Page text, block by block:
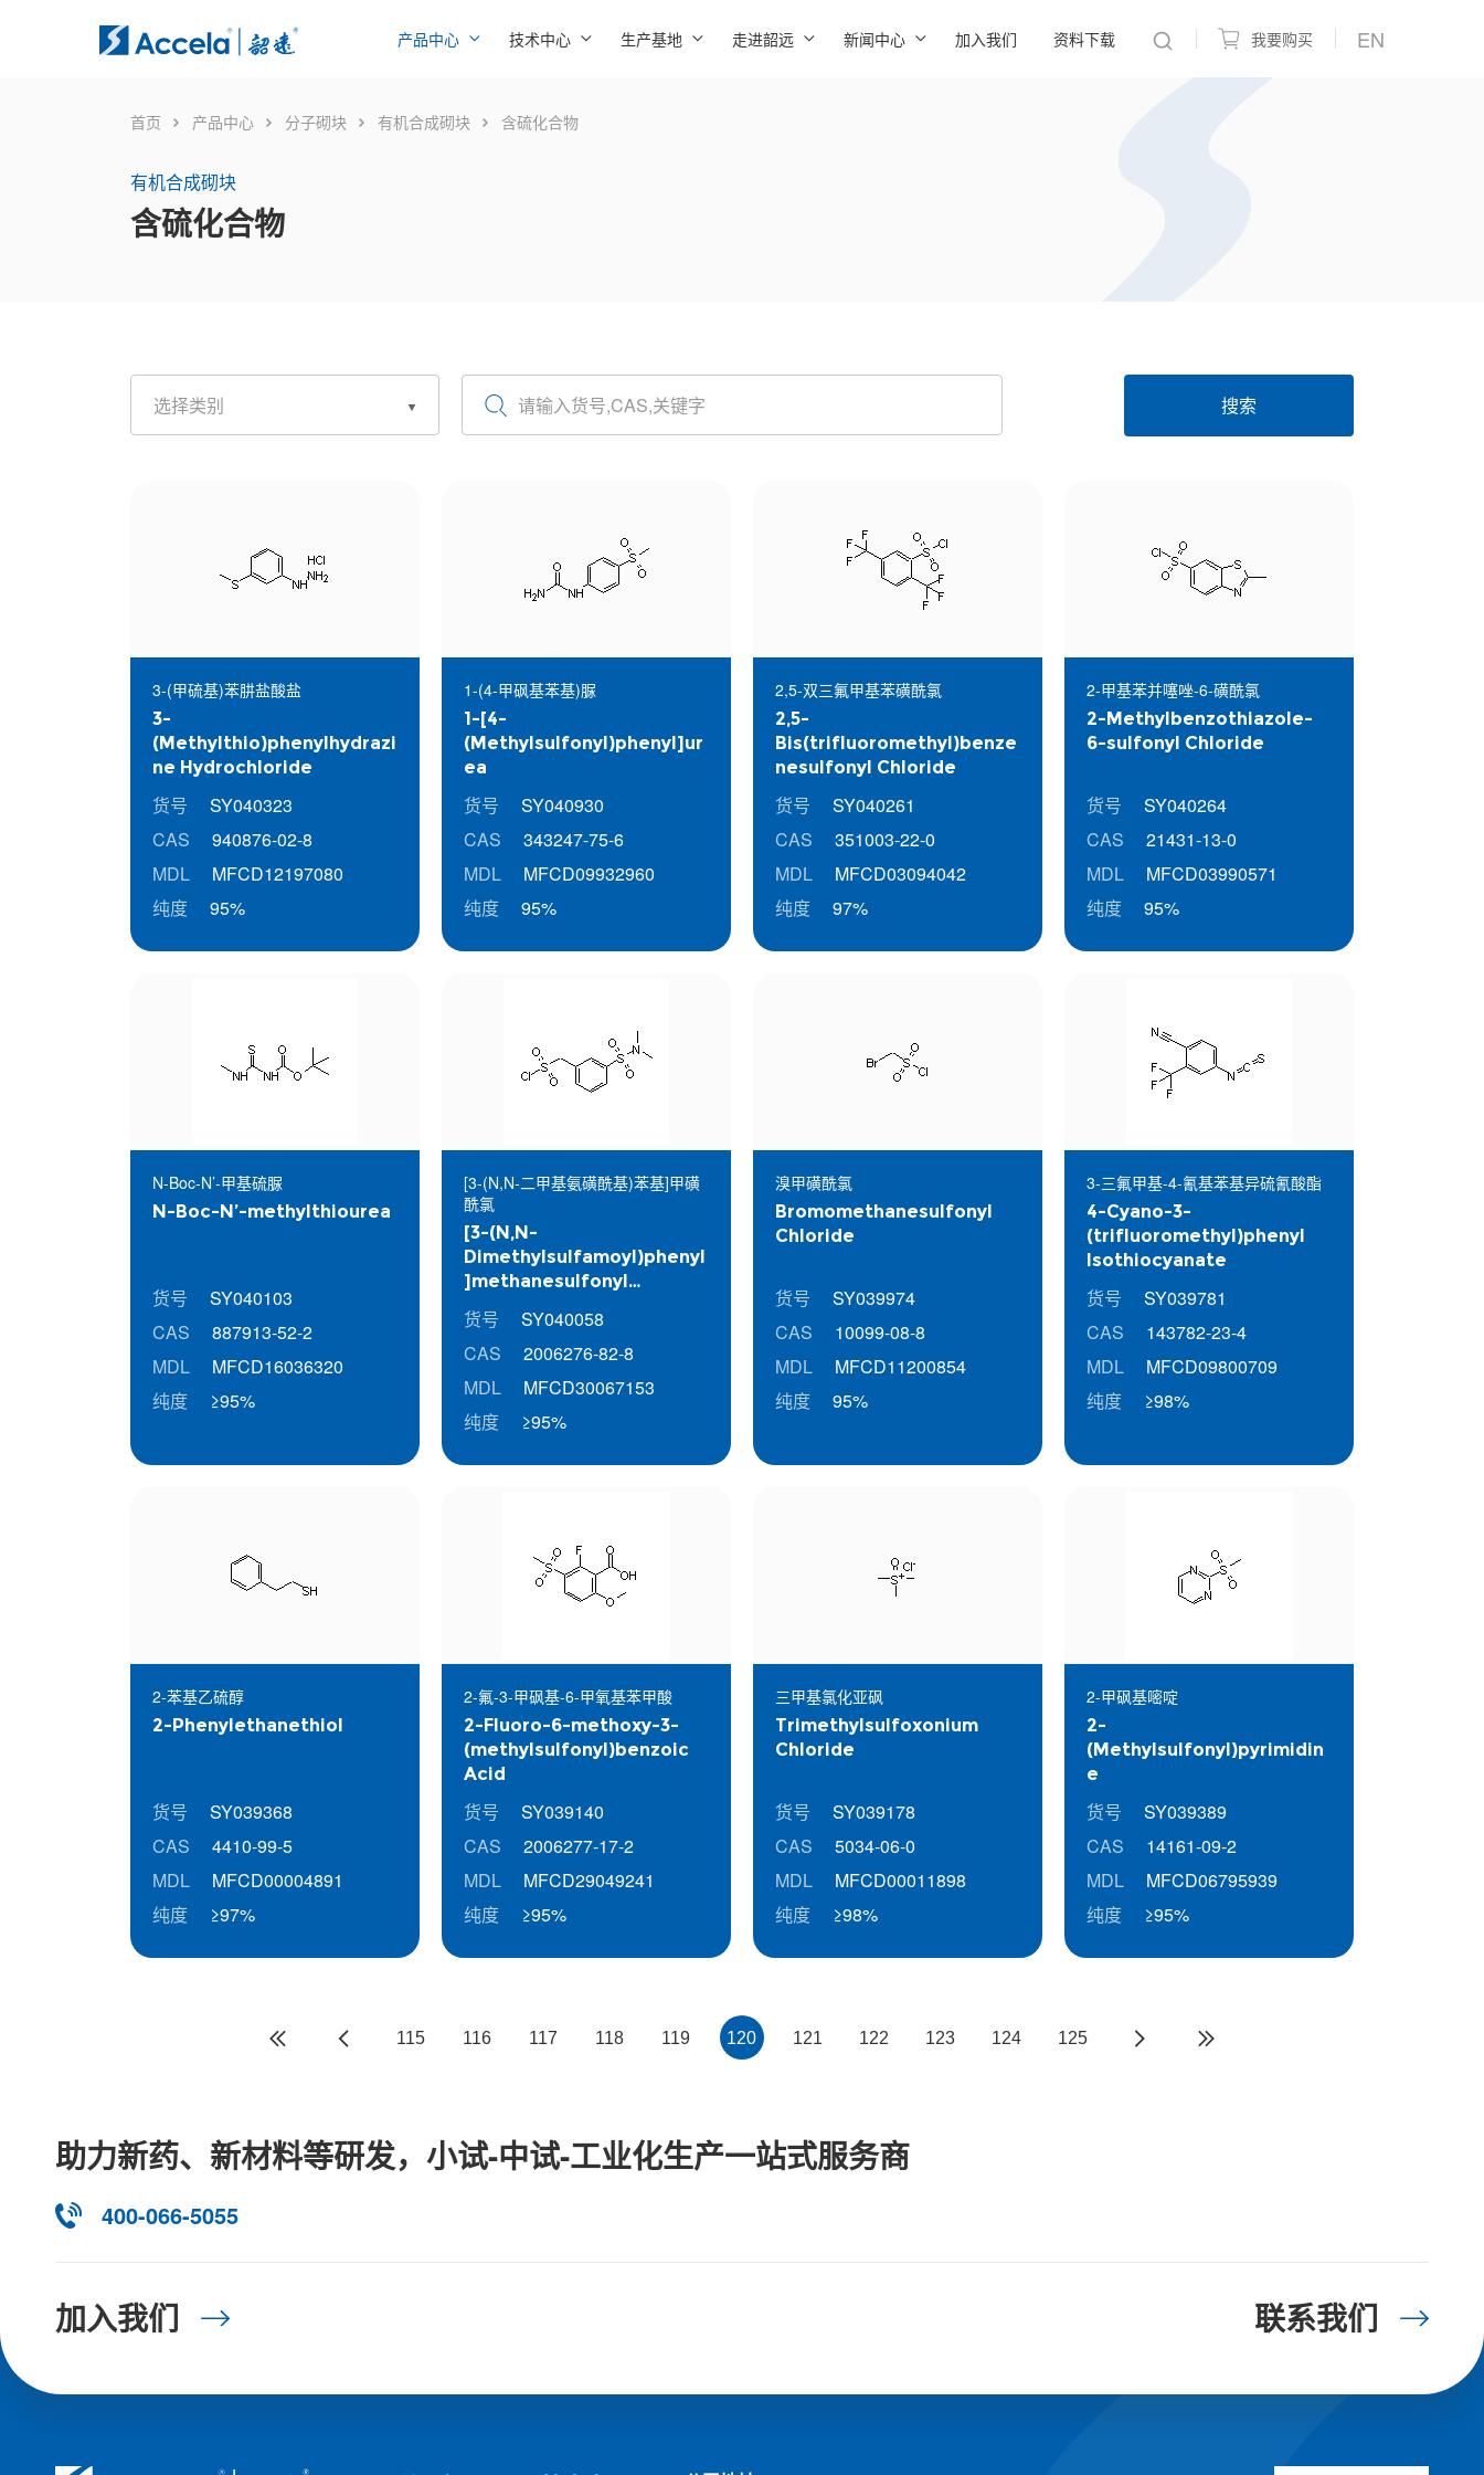
产品中心 技术中心 生产基地 走进韶远 新闻中心 加入我们 资料下载 我要购买 EN
首页 产品中心 分子砌块 有机合成砌块 含硫化合物
有机合成砌块
含硫化合物
搜索
3-(甲硫基)苯肼盐酸盐
3-
(Methylthio)phenylhydrazi
ne Hydrochloride
货号
SY040323
CAS
940876-02-8
MDL
MFCD12197080
纯度
95%
1-(4-甲砜基苯基)脲
1-[4-
(Methylsulfonyl)phenyl]ur
ea
货号
SY040930
CAS
343247-75-6
MDL
MFCD09932960
纯度
95%
2,5-双三氟甲基苯磺酰氯
2,5-
Bis(trifluoromethyl)benze
nesulfonyl Chloride
货号
SY040261
CAS
351003-22-0
MDL
MFCD03094042
纯度
97%
2-甲基苯并噻唑-6-磺酰氯
2-Methylbenzothiazole-
6-sulfonyl Chloride
货号
SY040264
CAS
21431-13-0
MDL
MFCD03990571
纯度
95%
N-Boc-N’-甲基硫脲
N-Boc-N’-methylthiourea
货号
SY040103
CAS
887913-52-2
MDL
MFCD16036320
纯度
≥95%
[3-(N,N-二甲基氨磺酰基)苯基]甲磺
酰氯
[3-(N,N-
Dimethylsulfamoyl)phenyl
]methanesulfonyl
Chloride
货号
SY040058
CAS
2006276-82-8
MDL
MFCD30067153
纯度
≥95%
溴甲磺酰氯
Bromomethanesulfonyl
Chloride
货号
SY039974
CAS
10099-08-8
MDL
MFCD11200854
纯度
95%
3-三氟甲基-4-氰基苯基异硫氰酸酯
4-Cyano-3-
(trifluoromethyl)phenyl
Isothiocyanate
货号
SY039781
CAS
143782-23-4
MDL
MFCD09800709
纯度
≥98%
2-苯基乙硫醇
2-Phenylethanethiol
货号
SY039368
CAS
4410-99-5
MDL
MFCD00004891
纯度
≥97%
2-氟-3-甲砜基-6-甲氧基苯甲酸
2-Fluoro-6-methoxy-3-
(methylsulfonyl)benzoic
Acid
货号
SY039140
CAS
2006277-17-2
MDL
MFCD29049241
纯度
≥95%
三甲基氯化亚砜
Trimethylsulfoxonium
Chloride
货号
SY039178
CAS
5034-06-0
MDL
MFCD00011898
纯度
≥98%
2-甲砜基嘧啶
2-
(Methylsulfonyl)pyrimidin
e
货号
SY039389
CAS
14161-09-2
MDL
MFCD06795939
纯度
≥95%
115 116 117 118 119 120 121 122 123 124 125
助力新药、新材料等研发，小试-中试-工业化生产一站式服务商
400-066-5055
加入我们 联系我们